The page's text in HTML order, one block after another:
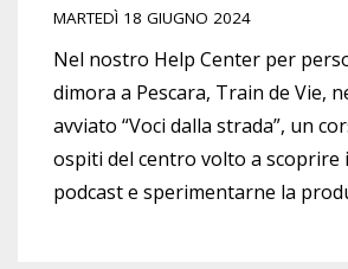
MARTEDÌ 18 GIUGNO 2024
Nel nostro Help Center per
dimora a Pescara, Train de Vie, n
avviato “Voci dalla strada”, un
ospiti del centro volto a scoprire
podcast e sperimentarne la